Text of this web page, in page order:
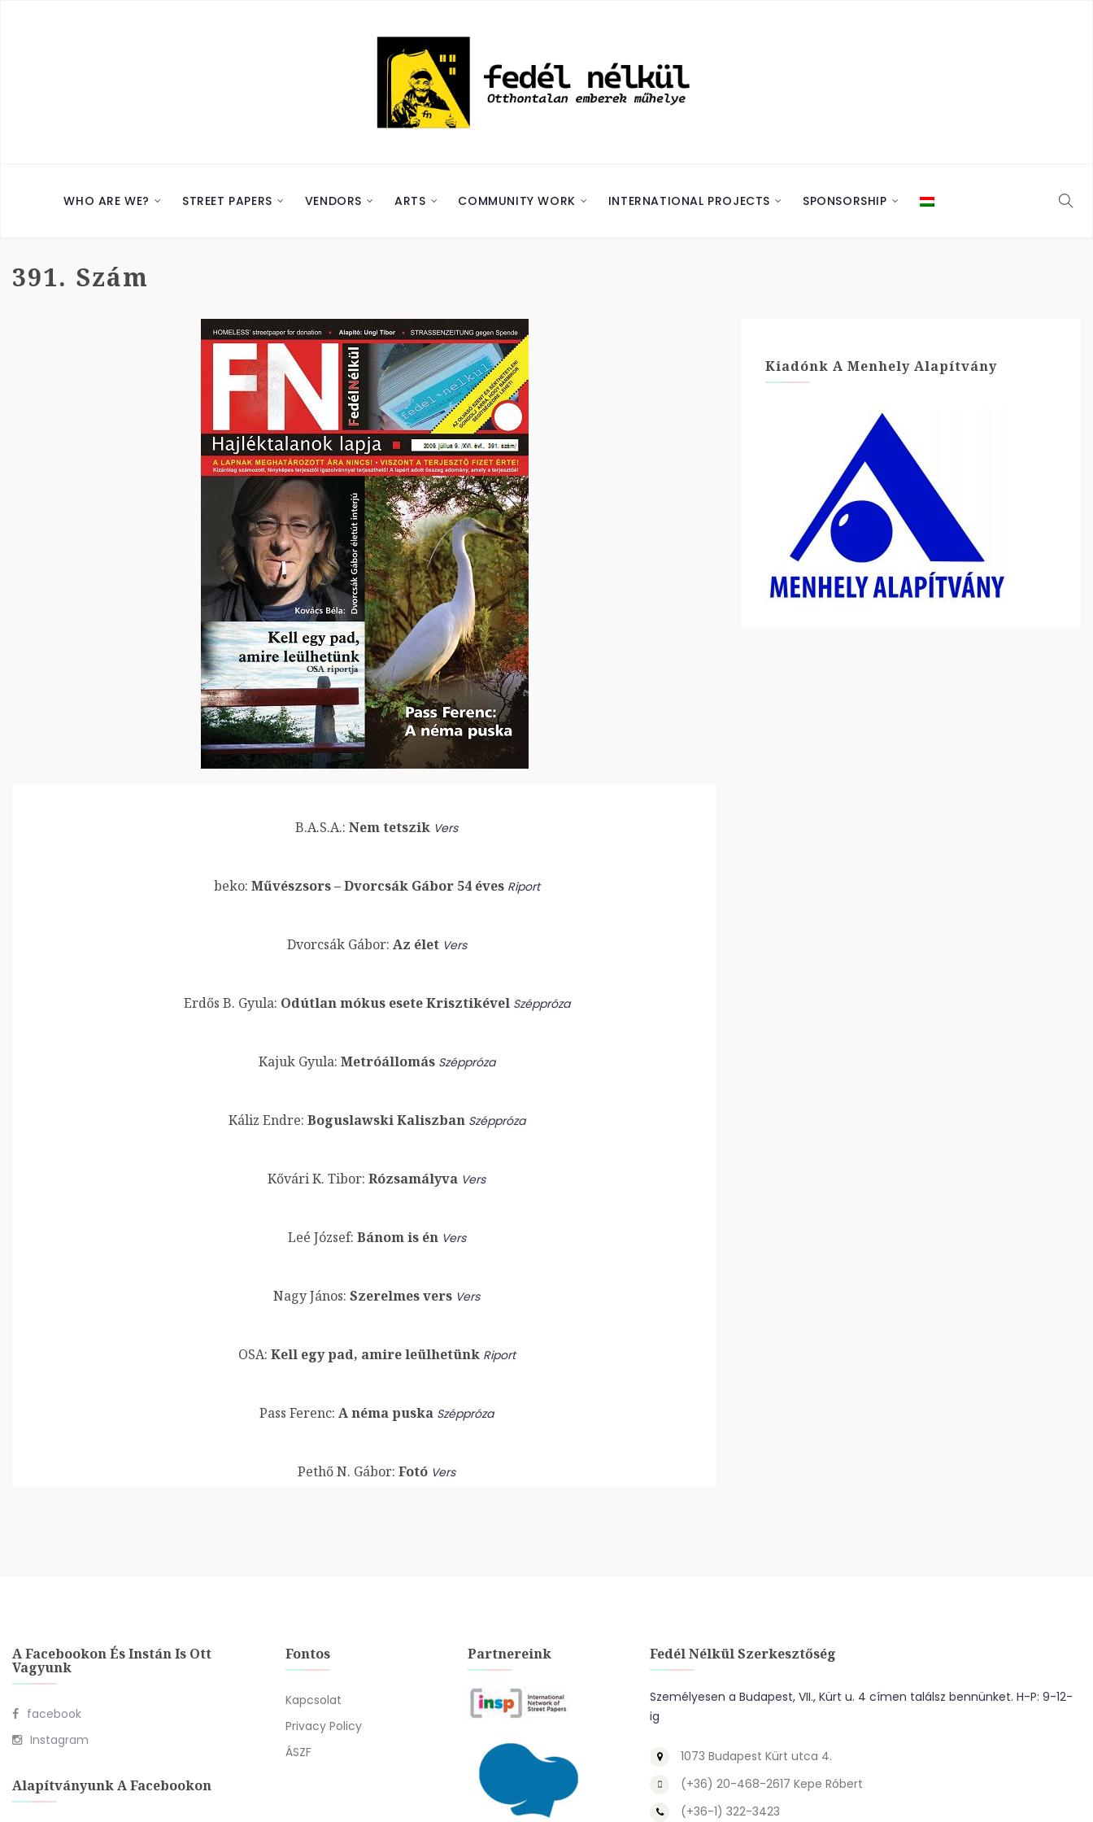
WHO ARE WE? STREET PAPERS VENDORS ARTS COMMUNITY WORK INTERNATIONAL PROJECTS SPONSORSHIP
391. Szám
B.A.S.A.: Nem tetszik Vers
beko: Művészsors – Dvorcsák Gábor 54 éves Riport
Dvorcsák Gábor: Az élet Vers
Erdős B. Gyula: Odútlan mókus esete Krisztikével Széppróza
Kajuk Gyula: Metróállomás Széppróza
Káliz Endre: Boguslawski Kaliszban Széppróza
Kővári K. Tibor: Rózsamályva Vers
Leé József: Bánom is én Vers
Nagy János: Szerelmes vers Vers
OSA: Kell egy pad, amire leülhetünk Riport
Pass Ferenc: A néma puska Széppróza
Pethő N. Gábor: Fotó Vers
Kiadónk A Menhely Alapítvány
A Facebookon És Instán Is Ott
Vagyunk
facebook
Instagram
Alapítványunk A Facebookon
Fontos
Kapcsolat
Privacy Policy
ÁSZF
Partnereink Fedél Nélkül Szerkesztőség
Személyesen a Budapest, VII., Kürt u. 4 címen találsz bennünket. H-P: 9-12-
ig
1073 Budapest Kürt utca 4.
(+36) 20-468-2617 Kepe Róbert
(+36-1) 322-3423